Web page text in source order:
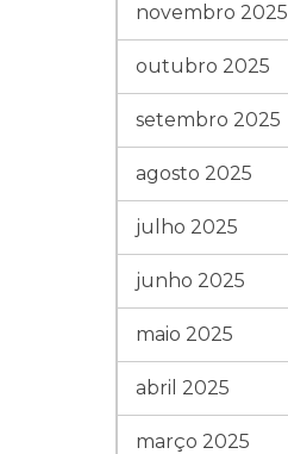
novembro 2025
outubro 2025
setembro 2025
agosto 2025
julho 2025
junho 2025
maio 2025
abril 2025
março 2025